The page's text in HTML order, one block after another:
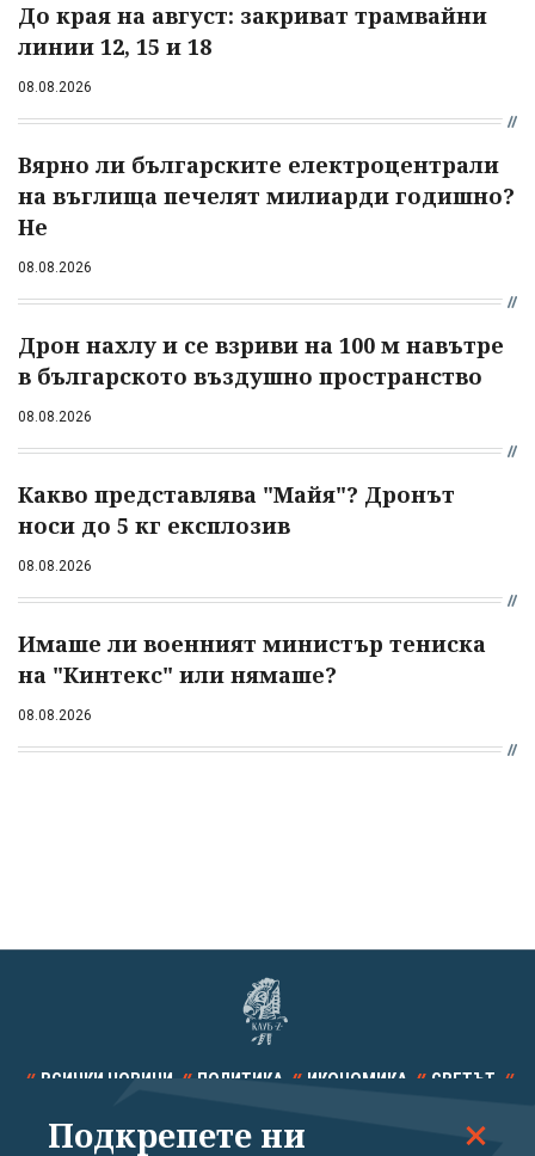
До края на август: закриват трамвайни
линии 12, 15 и 18
08.08.2026
Вярно ли българските електроцентрали
на въглища печелят милиарди годишно?
Не
08.08.2026
Дрон нахлу и се взриви на 100 м навътре
в българското въздушно пространство
08.08.2026
Какво представлява "Майя"? Дронът
носи до 5 кг експлозив
08.08.2026
Имаше ли военният министър тениска
на "Кинтекс" или нямаше?
08.08.2026
ВСИЧКИ НОВИНИ ПОЛИТИКА ИКОНОМИКА СВЕТЪТ
СПОРТ КУЛТУРА ТЕХНОЛОГИИ КАЛЕЙДОСКОП
Подкрепете ни